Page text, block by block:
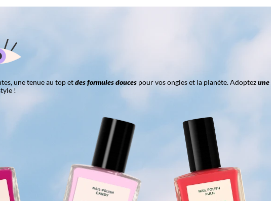
une tenue au top etdes formules doucespour vos ongles et la planète. Adoptezune
!